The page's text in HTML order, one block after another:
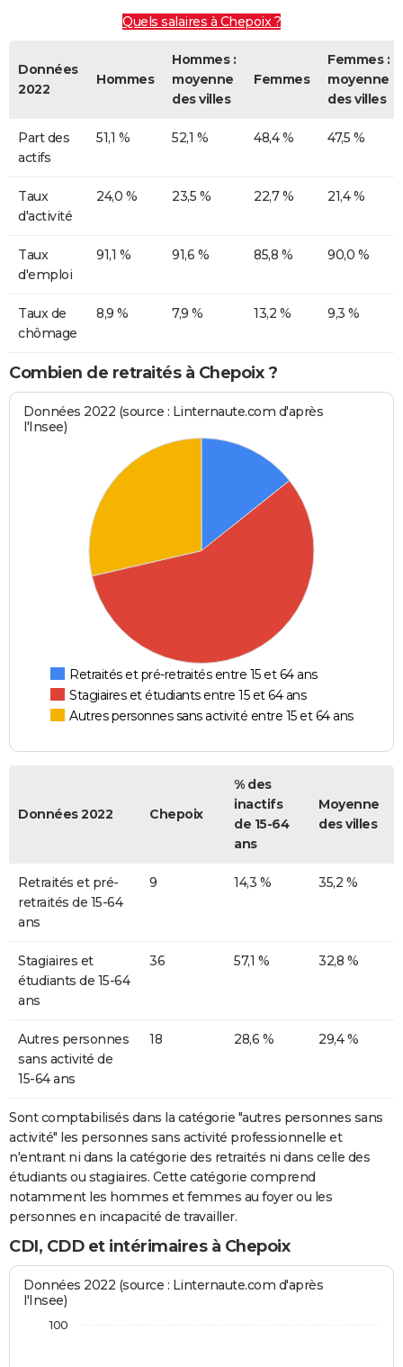
Quels salaires à Chepoix ?
Données
2022
Hommes
Hommes :
moyenne
des villes
Femmes
Femmes :
moyenne
des villes
Part des
actifs
51,1 % 52,1 % 48,4 % 47,5 %
Taux
d'activité
24,0 % 23,5 % 22,7 % 21,4 %
Taux
d'emploi
91,1 % 91,6 % 85,8 % 90,0 %
Taux de
chômage
8,9 % 7,9 % 13,2 % 9,3 %
Combien de retraités à Chepoix ?
Données 2022 (source : Linternaute.com d'après
l'Insee)
Retraités et pré-retraités entre 15 et 64 ans
Stagiaires et étudiants entre 15 et 64 ans
Autres personnes sans activité entre 15 et 64 ans
Données 2022 Chepoix
% des
inactifs
de 15-64
ans
Moyenne
des villes
Retraités et pré-
retraités de 15-64
ans
9 14,3 % 35,2 %
Stagiaires et
étudiants de 15-64
ans
36 57,1 % 32,8 %
Autres personnes
sans activité de
15-64 ans
18 28,6 % 29,4 %
Sont comptabilisés dans la catégorie "autres personnes sans
activité" les personnes sans activité professionnelle et
n'entrant ni dans la catégorie des retraités ni dans celle des
étudiants ou stagiaires. Cette catégorie comprend
notamment les hommes et femmes au foyer ou les
personnes en incapacité de travailler.
CDI, CDD et intérimaires à Chepoix
Données 2022 (source : Linternaute.com d'après
l'Insee)
100